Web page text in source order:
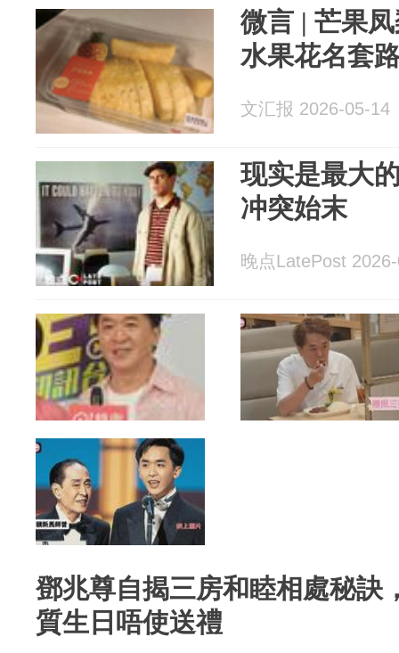
微言 | 芒果
水果花名套
文汇报 2026-05-14
现实是最大
冲突始末
晚点LatePost
鄧兆尊自揭三房和睦相處秘訣
質生日唔使送禮